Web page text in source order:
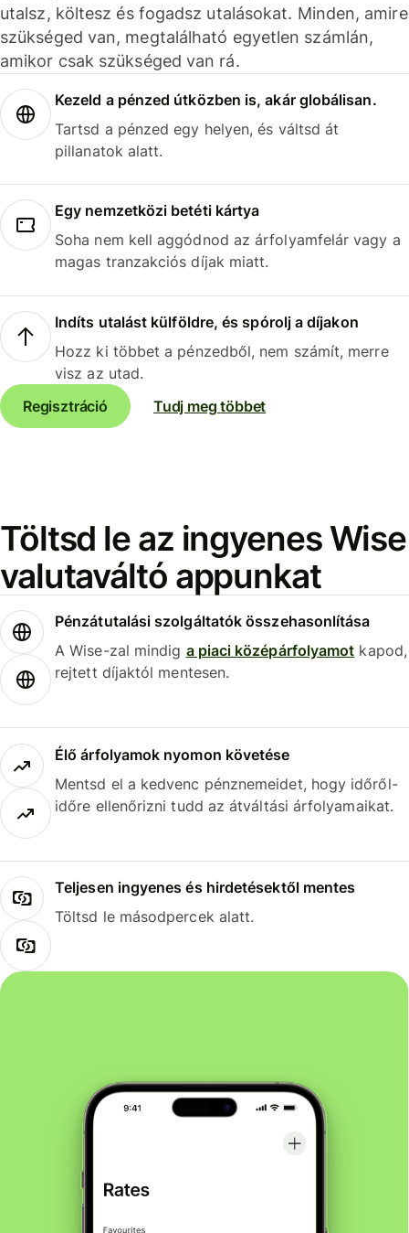
utalsz, költesz és fogadsz utalásokat. Minden, amire
szükséged van, megtalálható egyetlen számlán,
amikor csak szükséged van rá.
Kezeld a pénzed útközben is, akár globálisan.
Tartsd a pénzed egy helyen, és váltsd át
pillanatok alatt.
Egy nemzetközi betéti kártya
Soha nem kell aggódnod az árfolyamfelár vagy a
magas tranzakciós díjak miatt.
Indíts utalást külföldre, és spórolj a díjakon
Hozz ki többet a pénzedből, nem számít, merre
visz az utad.
Regisztráció
Tudj meg többet
Töltsd le az ingyenes Wise
valutaváltó appunkat
Pénzátutalási szolgáltatók összehasonlítása
A Wise-zal mindig a piaci középárfolyamot kapod,
rejtett díjaktól mentesen.
Élő árfolyamok nyomon követése
Mentsd el a kedvenc pénznemeidet, hogy időről-
időre ellenőrizni tudd az átváltási árfolyamaikat.
Teljesen ingyenes és hirdetésektől mentes
Töltsd le másodpercek alatt.